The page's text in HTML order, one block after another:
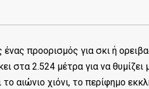
προορισμός για σκι ή
στα 2.524 μέτρα για να
αιώνιο χιόνι, το περίφημο